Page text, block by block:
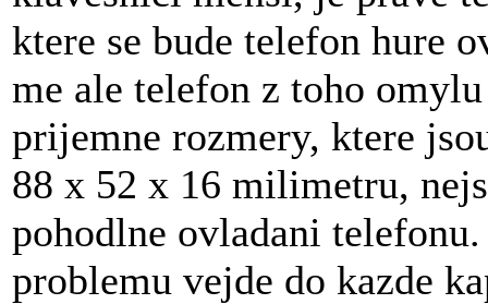
ktere se bude telefon hure
me ale telefon z toho
prijemne rozmery, ktere
88 x 52 x 16 milimetru,
pohodlne ovladani
problemu vejde do kazde